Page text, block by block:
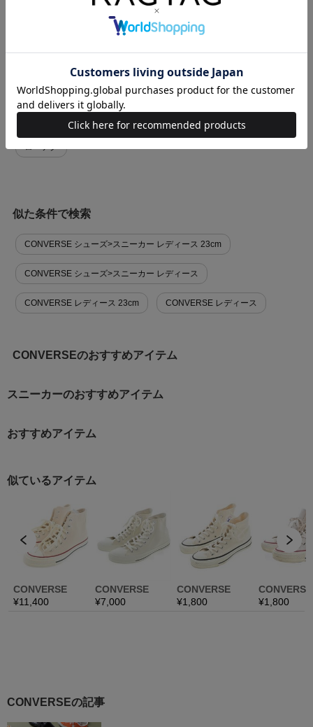
商品に関する問い合わせ
関連キーワード
似た条件で検索
CONVERSE シューズ>スニーカー レディース 23cm
CONVERSE シューズ>スニーカー レディース
CONVERSE レディース 23cm CONVERSE レディース
CONVERSEのおすすめアイテム
スニーカーのおすすめアイテム
おすすめアイテム
CONVERSEの記事